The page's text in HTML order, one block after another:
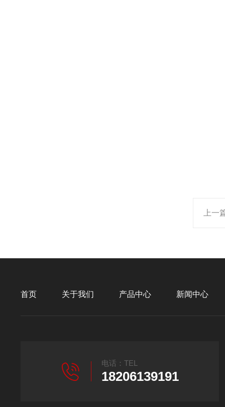
上一
首页 关于我们 产品中心 新闻中心
电话：TEL
18206139191